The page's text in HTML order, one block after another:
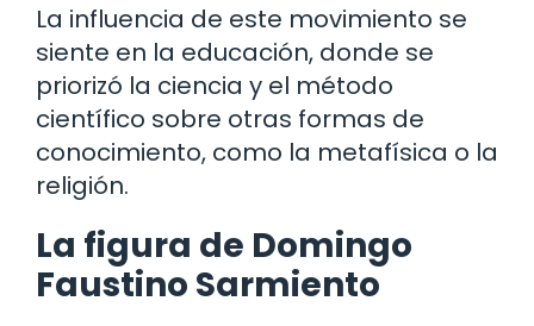
La influencia de este movimiento se
siente en la educación, donde se
priorizó la ciencia y el método
científico sobre otras formas de
conocimiento, como la metafísica o la
religión.
La figura de Domingo
Faustino Sarmiento